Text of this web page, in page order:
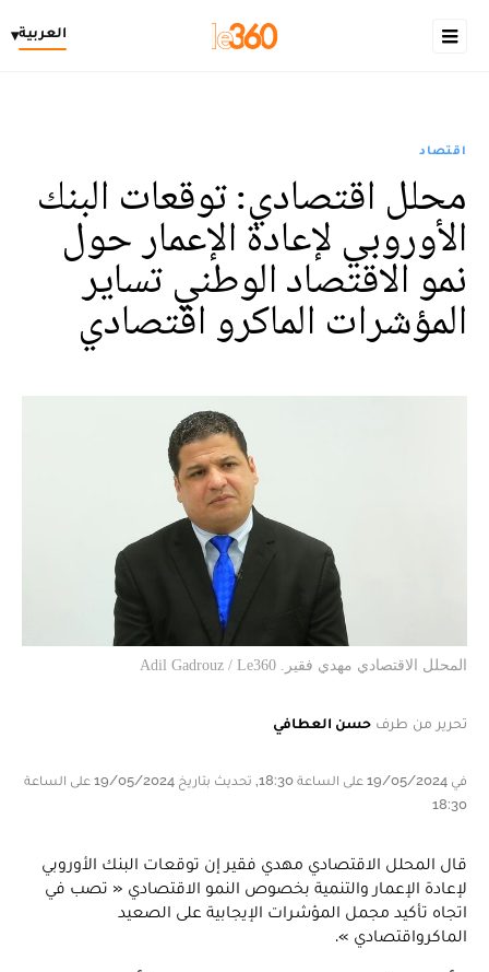
العربية▾
اقتصاد
محلل اقتصادي: توقعات البنك
الأوروبي لإعادة الإعمار حول
نمو الاقتصاد الوطني تساير
المؤشرات الماكرو اقتصادي
المحلل الاقتصادي مهدي فقير. Adil Gadrouz / Le360
تحرير من طرف حسن العطافي
في 19/05/2024 على الساعة 18:30, تحديث بتاريخ 19/05/2024 على الساعة
18:30
قال المحلل الاقتصادي مهدي فقير إن توقعات البنك الأوروبي
لإعادة الإعمار والتنمية بخصوص النمو الاقتصادي « تصب في
اتجاه تأكيد مجمل المؤشرات الإيجابية على الصعيد
الماكرواقتصادي ».